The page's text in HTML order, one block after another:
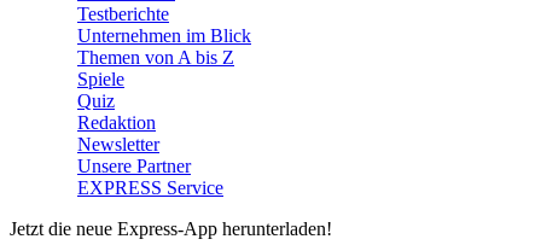
Testberichte
Unternehmen im Blick
Themen von A bis Z
Spiele
Quiz
Redaktion
Newsletter
Unsere Partner
EXPRESS Service
Jetzt die neue Express-App herunterladen!